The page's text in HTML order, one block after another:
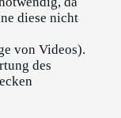
diese nicht
von Videos).
des